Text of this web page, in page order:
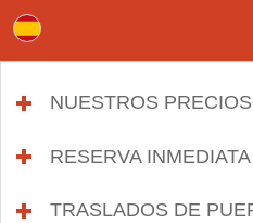
RESERVA
TRASLADOS DE